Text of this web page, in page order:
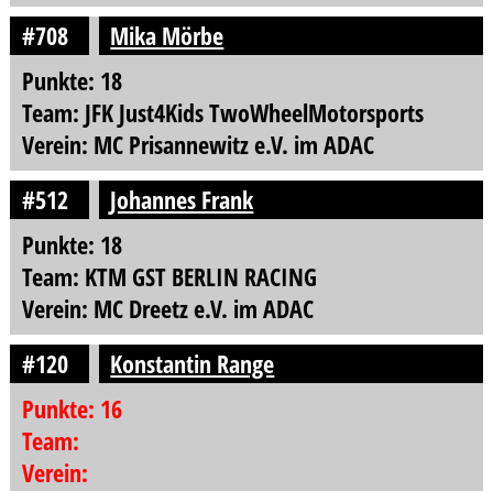
#708
Mika Mörbe
Punkte: 18
Team: JFK Just4Kids TwoWheelMotorsports
Verein: MC Prisannewitz e.V. im ADAC
#512
Johannes Frank
Punkte: 18
Team: KTM GST BERLIN RACING
Verein: MC Dreetz e.V. im ADAC
#120
Konstantin Range
Punkte: 16
Team:
Verein: